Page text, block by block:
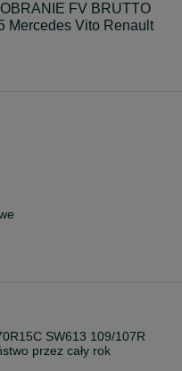
FV BRUTTO
Mercedes Vito Renault
SW613 109/107R
przez cały rok